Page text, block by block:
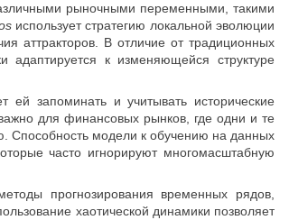
рыночными переменными, такими
использует стратегию локальной эволюции
аттракторов. В отличие от традиционных
адаптируется к изменяющейся структуре
ей запоминать и учитывать исторические
для финансовых рынков, где одни и те
Способность модели к обучению на данных
часто игнорируют многомасштабную
прогнозирования временных рядов,
хаотической динамики позволяет